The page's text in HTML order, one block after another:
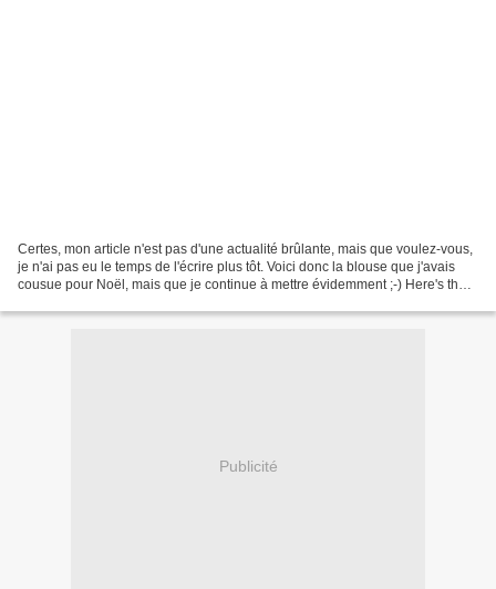
Certes, mon article n'est pas d'une actualité brûlante, mais que voulez-vous,
je n'ai pas eu le temps de l'écrire plus tôt. Voici donc la blouse que j'avais
cousue pour Noël, mais que je continue à mettre évidemment ;-) Here's the
Publicité